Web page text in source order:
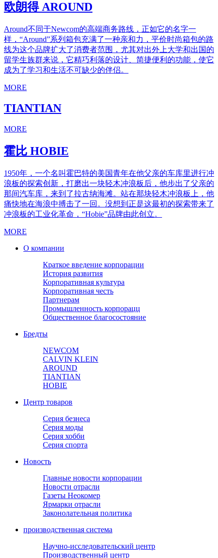
欧朗得 AROUND
Around不同于Newcom的高端商务路线，正如它的名字一
样，“Around”系列箱包充满了一种亲和力，平价时尚箱包的路
线为这个品牌扩大了消费者范围，尤其对出外上大学和出国的
留学生族群来说，它精巧利落的设计、简捷便利的功能，使它
成为了学习和生活不可缺少的伴侣。
MORE
TIANTIAN
MORE
霍比 HOBIE
1950年，一个名叫霍巴特的美国青年在他父亲的车库里进行冲
浪板的探索创新，打磨出一块轻木冲浪板后，他步出了父亲的
那间汽车库，来到了拉古纳海滩。站在那块轻木冲浪板上，他
痛快地在海浪中搏击了一回。没想到正是这最初的探索带来了
冲浪板的工业化革命，“Hobie”品牌由此创立。
MORE
О компании
Краткое введение корпорации
История развития
Корпоративная культура
Корпоративная честь
Партнерам
Промышленность корпорацц
Общественное благосостояние
Бредты
NEWCOM
CALVIN KLEIN
AROUND
TIANTIAN
HOBIE
Центр товаров
Серия безнеса
Серия моды
Серия хобби
Серия спорта
Новость
Главные новости корпорации
Новости отрасли
Газеты Неокомер
Ярмарки отрасли
Законолательная политика
производственная система
Научно-исследовательский центр
Производственный центр